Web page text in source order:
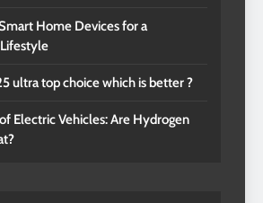
Home Devices for a
ultra top choice which is better ?
Electric Vehicles: Are Hydrogen